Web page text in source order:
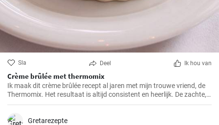
Sla Deel Ik hou van
Crème brûlée met thermomix
Ik maak dit crème brûlée recept al jaren met mijn trouwe vriend, de
Thermomix. Het resultaat is altijd consistent en heerlijk. De zachte,
romige textuur, de knapperige karamelkorst en de eenvoudige maar
Gretarezepte